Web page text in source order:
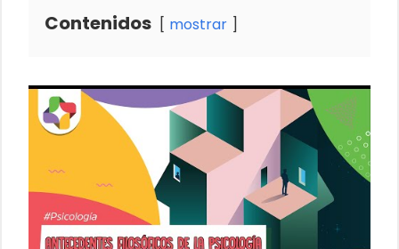
Contenidos mostrar